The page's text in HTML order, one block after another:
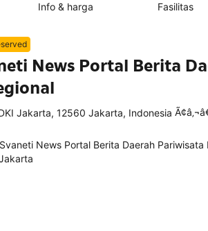
Info & harga Fasilitas
News Portal Berita
Jakarta, 12560 Jakarta, Indonesia